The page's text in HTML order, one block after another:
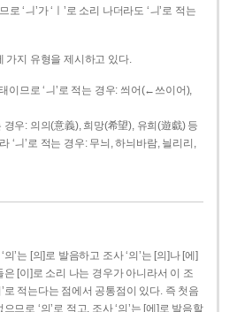
‘ㅢ’가 ‘ㅣ’로 소리 나더라도 ‘ㅢ’로 적는
가지 유형을 제시하고 있다.
이므로 ‘ㅢ’로 적는 경우: 씌어(←쓰이어),
우: 의의(意義), 희망(希望), 유희(遊戱) 등
‘ㅢ’로 적는 경우: 무늬, 하늬바람, 늴리리,
’는 [의]로 발음하고 조사 ‘의’는 [의]나 [에]
[이]로 소리 나는 경우가 아니라서 이 조
로 적는다는 점에서 공통점이 있다. 즉 첫음
므로 ‘의’로 적고, 조사 ‘의’는 [에]로 발음할